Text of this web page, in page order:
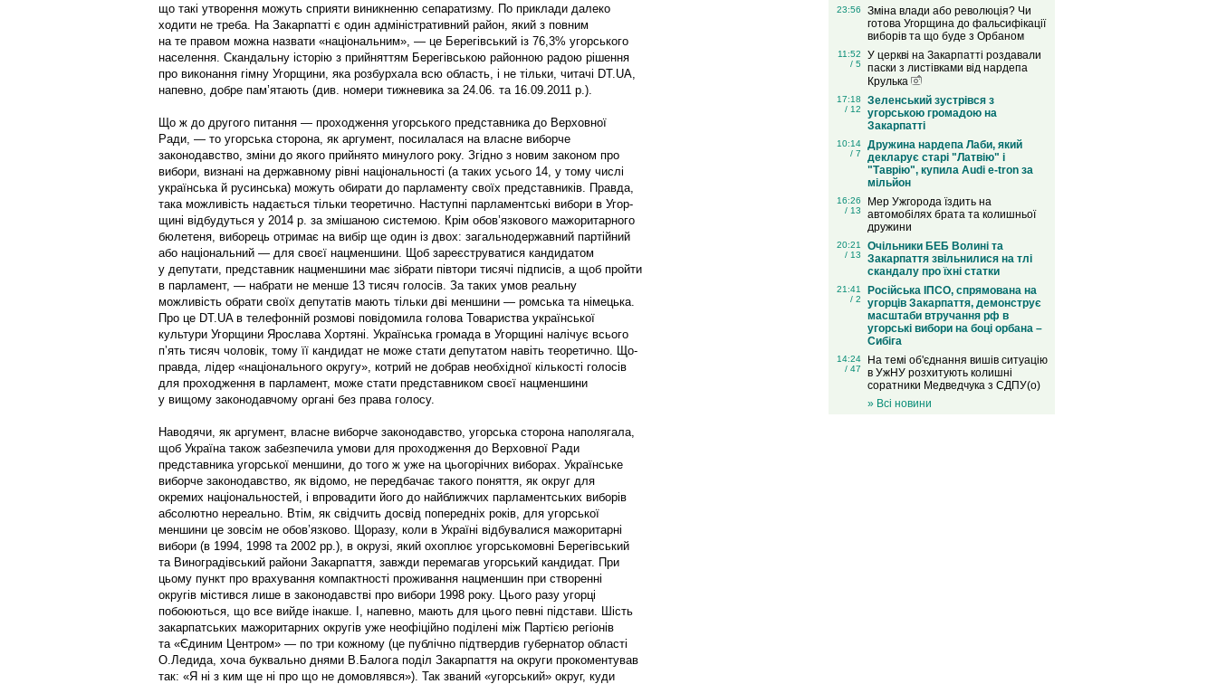
що такі утворення можуть сприяти виникненню сепаратизму. По приклади далеко
ходити не треба. На Закарпатті є один адміністративний район, який з повним
на те правом можна назвати «національним», — це Берегівський із 76,3% угорського
населення. Скандальну історію з прийняттям Берегівською районною радою рішення
про виконання гімну Угорщини, яка розбурхала всю область, і не тільки, читачі DT.UA,
напевно, добре пам’я­тають (див. номери тижневика за 24.06. та 16.09.2011 р.).
Що ж до другого питання — проходження угорського представника до Верховної
Ради, — то угорська сторона, як аргумент, посилалася на власне виборче
законодавство, зміни до якого прий­нято минулого року. Згідно з новим законом про
вибори, виз­нані на державному рівні національності (а таких усього 14, у тому числі
українська й русинсь­ка) можуть обирати до парламенту своїх представників. Правда,
така можливість надається тільки теоретично. Наступ­ні парламентські вибори в Угор­
щині відбудуться у 2014 р. за змішаною системою. Крім обов’яз­кового мажоритарного
бюлетеня, виборець отримає на вибір ще один із двох: загальнодержавний партійний
або національний — для своєї нацменшини. Щоб зареєструватися кандидатом
у депутати, представник нацменшини має зібрати півтори тисячі підписів, а щоб пройти
в парламент, — набрати не менше 13 тисяч голосів. За таких умов реальну
можливість обрати своїх депутатів мають тільки дві меншини — ромська та німецька.
Про це DT.UA в телефонній розмові повідомила голова Товариства української
культури Угорщини Ярослава Хортяні. Українська громада в Угорщині налічує всього
п’ять тисяч чоловік, тому її кандидат не може стати депутатом навіть теоретично. Що­
прав­да, лідер «національного округу», котрий не добрав необхідної кількості голосів
для проходження в парламент, може стати представником своєї нацменшини
у вищому законодавчому органі без права голосу.
Наводячи, як аргумент, власне виборче законодавство, угорська сторона наполягала,
щоб Україна також забезпечила умови для проходження до Верховної Ради
представника угорської меншини, до того ж уже на цьогорічних виборах. Українське
виборче законодавство, як відомо, не передбачає такого поняття, як округ для
окремих національностей, і впровадити його до найближчих парламентських виборів
абсолютно нереально. Втім, як свідчить досвід попередніх років, для угорської
меншини це зовсім не обов’язково. Щоразу, коли в Україні відбувалися мажоритарні
вибори (в 1994, 1998 та 2002 рр.), в окрузі, який охоплює угорськомовні Берегівський
та Виноградівський райони Закарпаття, завжди перемагав угорський кандидат. При
цьому пункт про врахування компакт­ності проживання нацменшин при створенні
округів містився лише в законодавстві про вибори 1998 року. Цього разу угорці
побоюються, що все вийде інакше. І, напевно, мають для цього певні підстави. Шість
закарпатських мажоритарних округів уже неофіційно поділені між Партією регіонів
та «Єдиним Центром» — по три кожному (це публічно підтвердив губернатор області
О.Ледида, хоча буквально днями В.Балога поділ Закарпаття на округи прокоментував
так: «Я ні з ким ще ні про що не домовлявся»). Так званий «угорський» округ, куди
23:56
Зміна влади або революція? Чи
готова Угорщина до фальсифікації
виборів та що буде з Орбаном
11:52
/ 5
У церкві на Закарпатті роздавали
паски з листівками від нардепа
Крулька
17:18
/ 12
Зеленський зустрівся з
угорською громадою на
Закарпатті
10:14
/ 7
Дружина нардепа Лаби, який
декларує старі "Латвію" і
"Таврію", купила Audi e-tron за
мільйон
16:26
/ 13
Мер Ужгорода їздить на
автомобілях брата та колишньої
дружини
20:21
/ 13
Очільники БЕБ Волині та
Закарпаття звільнилися на тлі
скандалу про їхні статки
21:41
/ 2
Російська ІПСО, спрямована на
угорців Закарпаття, демонструє
масштаби втручання рф в
угорські вибори на боці орбана –
Сибіга
14:24
/ 47
На темі об'єднання вишів ситуацію
в УжНУ розхитують колишні
соратники Медведчука з СДПУ(о)
» Всі новини